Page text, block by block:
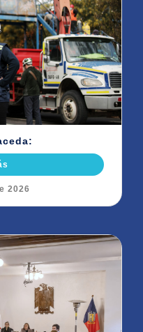
2026